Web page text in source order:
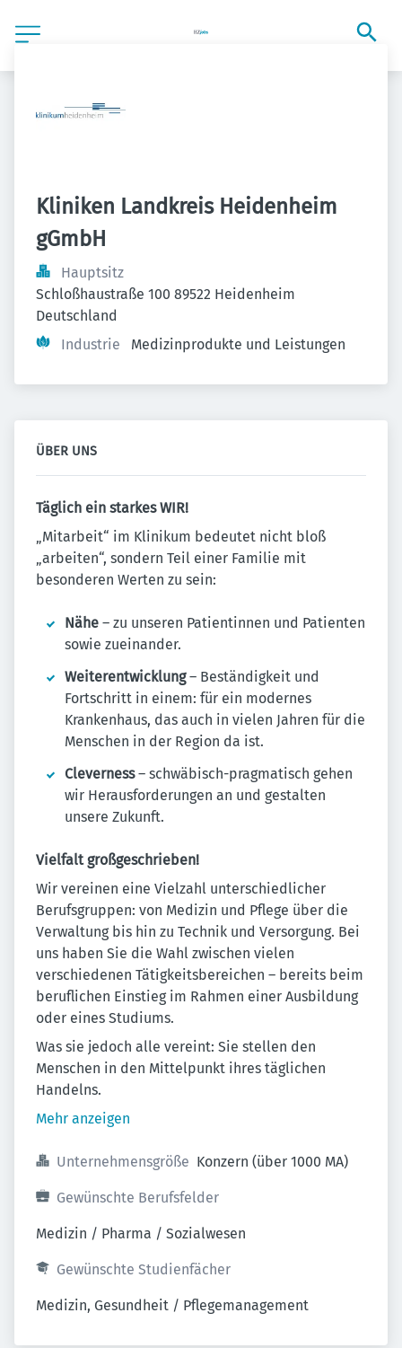
Kliniken Landkreis Heidenheim
gGmbH
Hauptsitz
Schloßhaustraße 100 89522 Heidenheim
Deutschland
Industrie
Medizinprodukte und Leistungen
ÜBER UNS
Täglich ein starkes WIR!
„Mitarbeit“ im Klinikum bedeutet nicht bloß
„arbeiten“, sondern Teil einer Familie mit
besonderen Werten zu sein:
Nähe – zu unseren Patientinnen und Patienten
sowie zueinander.
Weiterentwicklung– Beständigkeit und
Fortschritt in einem: für ein modernes
Krankenhaus, das auch in vielen Jahren für die
Menschen in der Region da ist.
Cleverness– schwäbisch-pragmatisch gehen
wir Herausforderungen an und gestalten
unsere Zukunft.
Vielfalt großgeschrieben!
Wir vereinen eine Vielzahl unterschiedlicher
Berufsgruppen: von Medizin und Pflege über die
Verwaltung bis hin zu Technik und Versorgung. Bei
uns haben Sie die Wahl zwischen vielen
verschiedenen Tätigkeitsbereichen – bereits beim
beruflichen Einstieg im Rahmen einer Ausbildung
oder eines Studiums.
Was sie jedoch alle vereint: Sie stellen den
Menschen in den Mittelpunkt ihres täglichen
Handelns.
Mehr anzeigen
Unternehmensgröße Konzern (über 1000 MA)
Gewünschte Berufsfelder
Medizin / Pharma / Sozialwesen
Gewünschte Studienfächer
Medizin, Gesundheit / Pflegemanagement